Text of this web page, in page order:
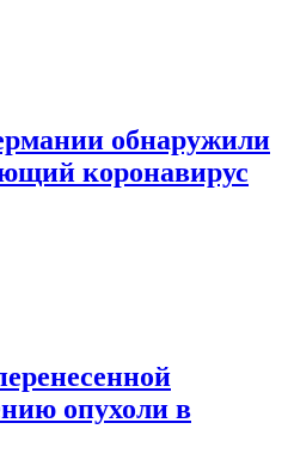
обнаружили
коронавирус
опухоли в